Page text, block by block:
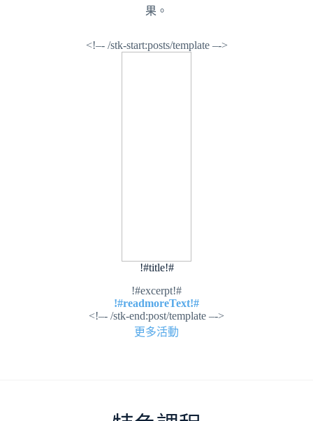
果。
<!–- /stk-start:posts/template –->
!#title!#
!#excerpt!#
!#readmoreText!#
<!–- /stk-end:post/template –->
更多活動